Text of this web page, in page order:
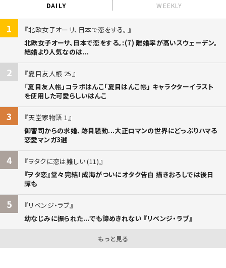
DAILY WEEKLY
1
北欧女子オーサ、日本で恋をする。
北欧女子オーサ、日本で恋をする。:(7) 離婚率が高いスウェーデン。
結婚より人気なのは...
2
夏目友人帳 25
「夏目友人帳」コラボはんこ「夏目はんこ帳」 キャラクターイラスト
を使用した可愛らしいはんこ
3
天堂家物語 1
御曹司からの求婚、跡目騒動...大正ロマンの世界にどっぷりハマる
恋愛マンガ3選
4
ヲタクに恋は難しい (11)
『ヲタ恋』堂々完結! 成海がついにオタク告白 描きおろしでは後日
譚も
5
リベンジ・ラブ
幼なじみに振られた...でも諦めきれない 『リベンジ・ラブ』
もっと見る